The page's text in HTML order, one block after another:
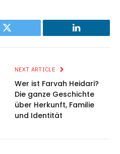
Twitter LinkedIn
NEXT ARTICLE
Wer ist Farvah Heidari?
Die ganze Geschichte
über Herkunft, Familie
und Identität